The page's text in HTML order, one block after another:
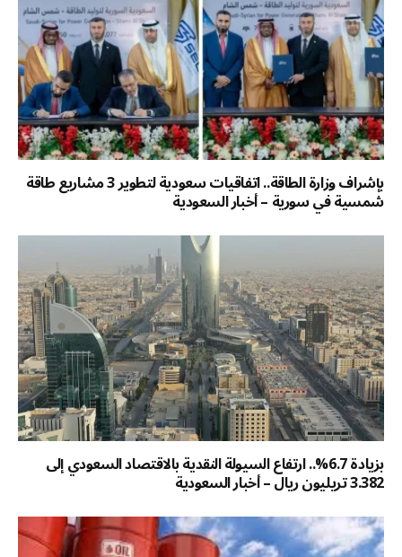
بإشراف وزارة الطاقة.. اتفاقيات سعودية لتطوير 3 مشاريع طاقة
شمسية في سورية – أخبار السعودية
بزيادة 6.7%.. ارتفاع السيولة النقدية بالاقتصاد السعودي إلى
3.382 تريليون ريال – أخبار السعودية